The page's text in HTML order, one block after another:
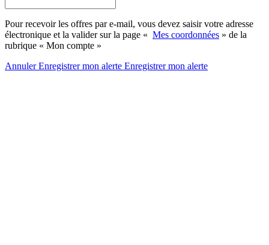
Pour recevoir les offres par e-mail, vous devez saisir votre adresse
électronique et la valider sur la page « Mes coordonnées » de la
rubrique « Mon compte »
AnnulerEnregistrer mon alerte Enregistrermon alerte